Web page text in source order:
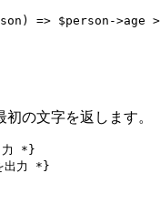
=> $person->age
の文字を返します。
*}